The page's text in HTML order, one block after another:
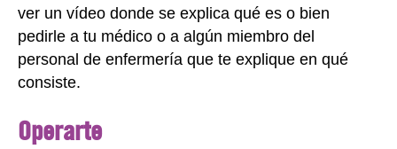
ver un vídeo donde se explica qué es o bien
pedirle a tu médico o a algún miembro del
personal de enfermería que te explique en qué
consiste.
Operarte